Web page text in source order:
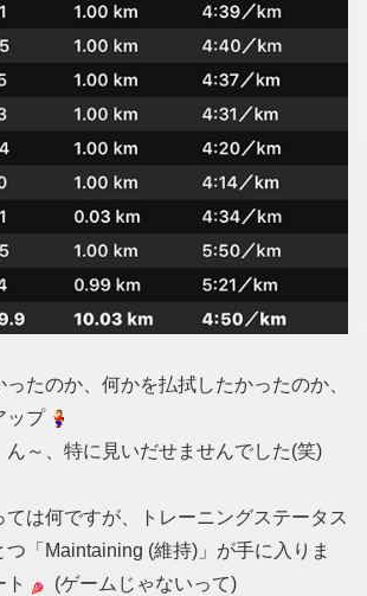
たのか、何かを払拭したかったのか、
ップ
ん～、特に見いだせませんでした(笑)
ては何ですが、トレーニングステータス
「Maintaining (維持)」が手に入りま
(ゲームじゃないって)